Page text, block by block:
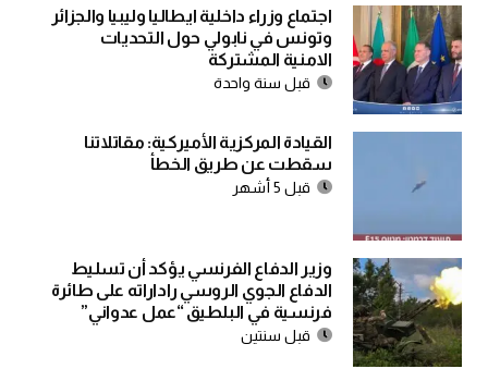
اجتماع وزراء داخلية ايطاليا وليبيا والجزائر
وتونس في نابولي حول التحديات
الامنية المشتركة
قبل سنة واحدة
‌‏القيادة المركزية الأميركية: مقاتلاتنا
سقطت عن طريق الخطأ
قبل 5 أشهر
وزير الدفاع الفرنسي يؤكد أن تسليط
الدفاع الجوي الروسي راداراته على طائرة
فرنسية في البلطيق “عمل عدواني”
قبل سنتين